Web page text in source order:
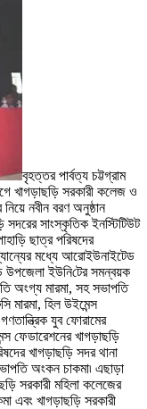
বৃহত্তর পার্বত্য চট্টগ্রাম
খাগড়াছড়ি সরকারী কলেজ ও
নবীন বরণ অনুষ্ঠান
সাংস্কৃতিক ইনস্টিটিউট
ছাত্র পরিষদের
মধ্যে আরোইউনাইটেড
উপজেলা ইউনিটের সমন্বয়ক
অংগ্য মারমা, সহ সভাপতি
মারমা, হিল উইমেন্স
গণতান্ত্রিক যুব ফোরামের
ফেডারেশনের খাগড়াছড়ি
খাগড়াছড়ি সদর থানা
অংকন চাকমা৷ এছাড়া
সরকারী মহিলা কলেজের
এবং খাগড়াছড়ি সরকারী